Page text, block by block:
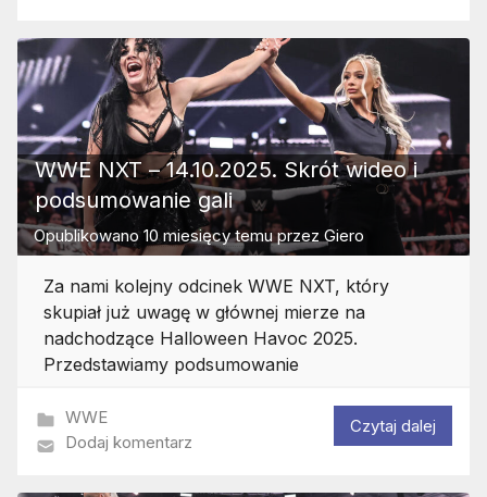
WWE NXT – 14.10.2025. Skrót wideo i
podsumowanie gali
Opublikowano 10 miesięcy temuprzez Giero
Za nami kolejny odcinek WWE NXT, który
skupiał już uwagę w głównej mierze na
nadchodzące Halloween Havoc 2025.
Przedstawiamy podsumowanie
WWE
Dodaj komentarz
Czytaj dalej